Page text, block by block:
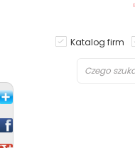
Katalog firm